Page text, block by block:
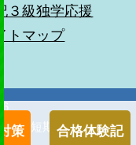
３級独学応援
トマップ
策 合格体験記
級を短期合格に導く通